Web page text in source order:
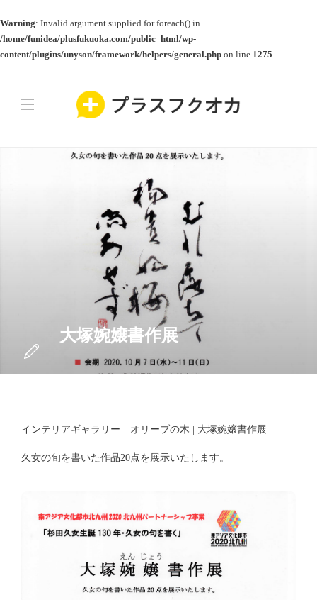
Warning: Invalid argument supplied for foreach() in
/home/funidea/plusfukuoka.com/public_html/wp-
content/plugins/unyson/framework/helpers/general.php on line 1275
大塚婉嬢書作展
インテリアギャラリー オリーブの木 | 大塚婉嬢書作展
久女の旬を書いた作品20点を展示いたします。